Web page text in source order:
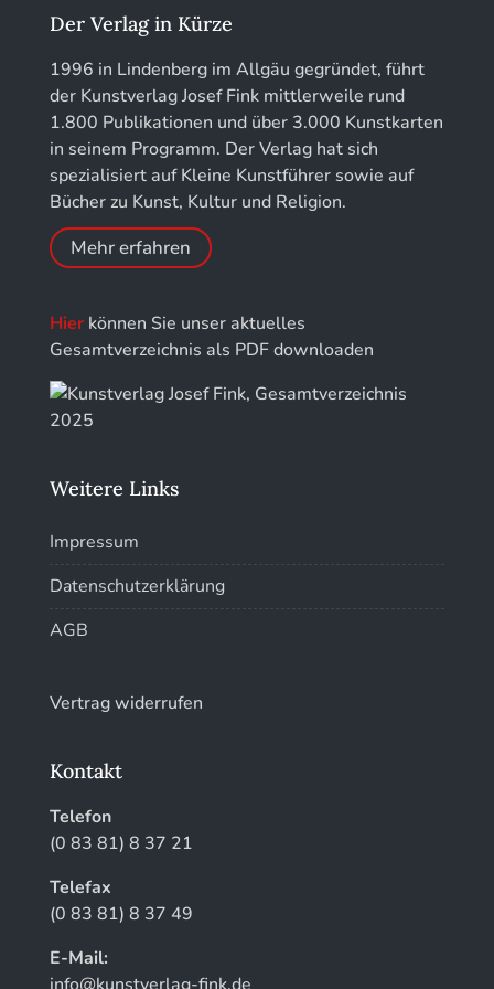
Jahresschriften der DGC Deutsche Gesellschaft
für Chronometrie
Jahrbuch der Stiftung Thüringer Schlösser und
Gärten
Der Verlag in Kürze
1996 in Lindenberg im Allgäu gegründet, führt
der Kunstverlag Josef Fink mittlerweile rund
1.800 Publikationen und über 3.000 Kunstkarten
in seinem Programm. Der Verlag hat sich
spezialisiert auf Kleine Kunstführer sowie auf
Bücher zu Kunst, Kultur und Religion.
Mehr erfahren
Hierkönnen Sie unser aktuelles
Gesamtverzeichnis als PDF downloaden
Weitere Links
Impressum
Datenschutzerklärung
AGB
Vertrag widerrufen
Kontakt
Telefon
(0 83 81) 8 37 21
Telefax
(0 83 81) 8 37 49
E-Mail: